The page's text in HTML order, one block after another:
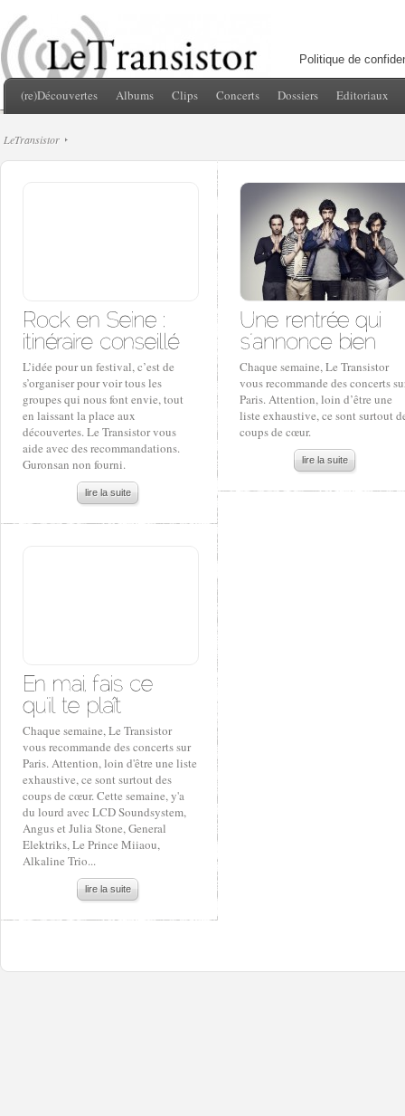
Politique de
(re)Découvertes Albums Clips Concerts Dossiers Editoriaux
LeTransistor
L’idée pour un festival, c’est de
s’organiser pour voir tous les
groupes qui nous font envie, tout
en laissant la place aux
découvertes. Le Transistor vous
aide avec des recommandations.
Guronsan non fourni.
lire la suite
Chaque semaine, Le Transistor
vous recommande des concerts
Paris. Attention, loin d’être une
liste exhaustive, ce sont surtout
coups de cœur.
lire la suite
Chaque semaine, Le Transistor
vous recommande des concerts sur
Paris. Attention, loin d'être une liste
exhaustive, ce sont surtout des
coups de cœur. Cette semaine, y'a
du lourd avec LCD Soundsystem,
Angus et Julia Stone, General
Elektriks, Le Prince Miiaou,
Alkaline Trio...
lire la suite